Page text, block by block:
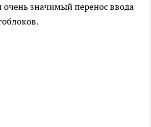
очень значимый перенос ввода